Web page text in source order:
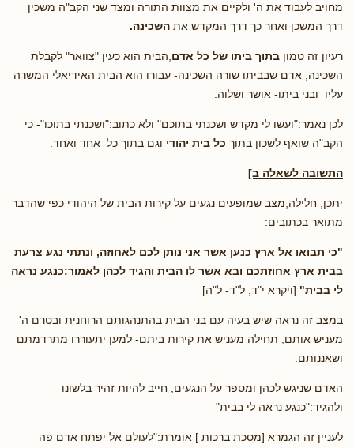
מחויב לעבוד את ה' ולקיים את מצוות התורה ומצד שני הקב"ה משכין
דרך המשכן ואחר כך דרך המקדש את השכינה.
רעיון זה טמון בתוך ביתו של כל אדם ,הבית הוא כעין "צוואר" לקבלת
השכינה, אדם שבביתו שורה השכינה- עבורו הוא הבית האידיאלי המשרה
עליו ובני ביתו- אושר ושלוה.
לכן נאמר:"ועשו לי מקדש ושכנתי בתוכם" ולא כתוב:"ושכנתי בתוכו"- כי
הקב"ה שואף לשכון בתוך כל בית יהודי וגם בתוך כל אחד ואחד.
התשובה לשאלה ב]
יתכן, חלילה,מצב שמופעים נגעים על קירות הבית של היהודי כפי שהדבר
מתואר בכתובים:
"כי תבואו אל ארץ כנען אשר אני נותן לכם לאחוזה, ונתתי נגע צרעת
בבית ארץ אחוזתכם ובא אשר לו הבית והגיד לכהן לאמור:כנגע נראה
לי בבית" [ויקרא י"ד, ל"ד- ל"ה]
במצב זה נראה שיש בעיה עם בני הבית בהתנהגותם הרוחנית ובטרם ה'
מעניש אותם, תחילה מעניש את קירות ביתם- למען יתעוררו מתרדמתם
ושאננותם.
האדם שניגש לכהן ומספר על הנגעים, חייב להיות זהיר בלשונו
ולהגיד:"כנגע נראה לי בבית"
לעניין זה הגמרא [מסכת ברכות ] אומרת:"לעולם אל יפתח אדם פה